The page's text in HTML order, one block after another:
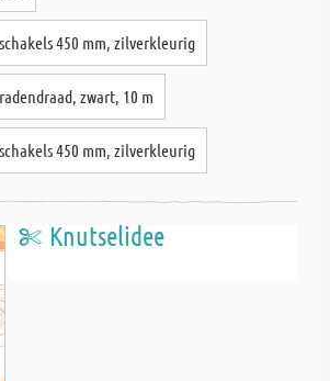
450 mm, zilverkleurig
zwart, 10 m
450 mm, zilverkleurig
Knutselidee